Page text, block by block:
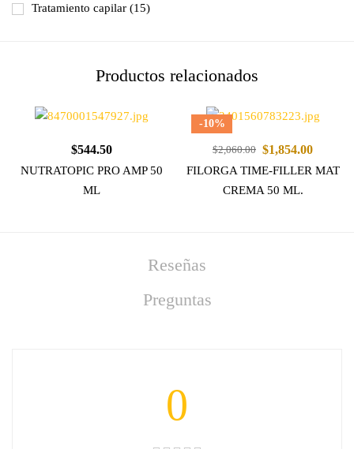
Tratamiento capilar (15)
Productos relacionados
$544.50
NUTRATOPIC PRO AMP 50
ML
-10%
$2,060.00 $1,854.00
FILORGA TIME-FILLER MAT
CREMA 50 ML.
Reseñas
Preguntas
0